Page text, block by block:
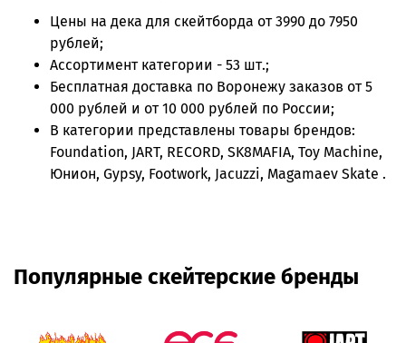
Цены на дека для скейтборда от 3990 до 7950
рублей;
Ассортимент категории - 53 шт.;
Бесплатная доставка по Воронежу заказов от 5
000 рублей и от 10 000 рублей по России;
В категории представлены товары брендов:
Foundation, JART, RECORD, SK8MAFIA, Toy Machine,
Юнион, Gypsy, Footwork, Jacuzzi, Magamaev Skate .
Популярные скейтерские бренды